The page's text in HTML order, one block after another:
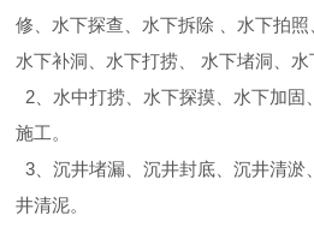
修、水下探查、水下拆除 、水下拍照
水下补洞、水下打捞、 水下堵洞、水
2、水中打捞、水下探摸、水下加固
施工。
3、沉井堵漏、沉井封底、沉井清
井清泥。